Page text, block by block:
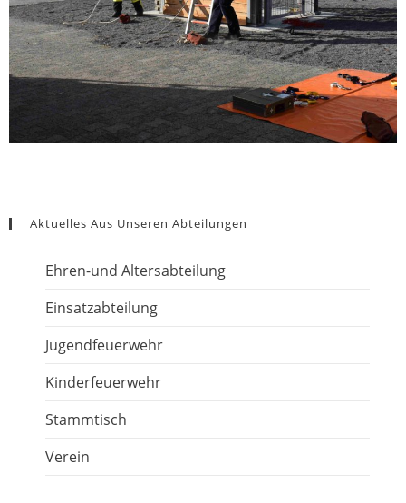
Aktuelles Aus Unseren Abteilungen
Ehren-und Altersabteilung
Einsatzabteilung
Jugendfeuerwehr
Kinderfeuerwehr
Stammtisch
Verein